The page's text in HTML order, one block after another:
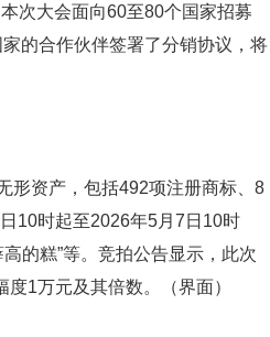
次大会面向60至80个国家招募
的合作伙伴签署了分销协议，将
形资产，包括492项注册商标、8
10时起至2026年5月7日10时
高的糕”等。竞拍公告显示，此次
1万元及其倍数。（界面）